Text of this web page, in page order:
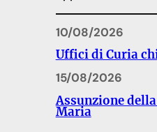
10/08/2026
Uffici di Curia
15/08/2026
Assunzione
Maria